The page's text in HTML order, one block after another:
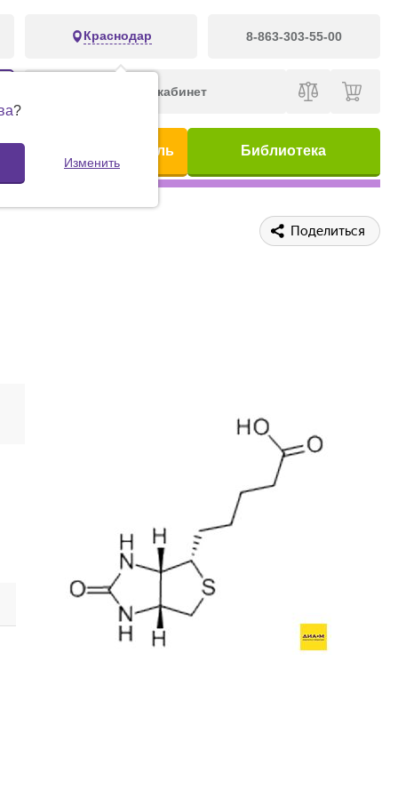
Краснодар 8-863-303-55-00
?
Изменить
Личный кабинет
Предметный указатель Библиотека
Поделиться